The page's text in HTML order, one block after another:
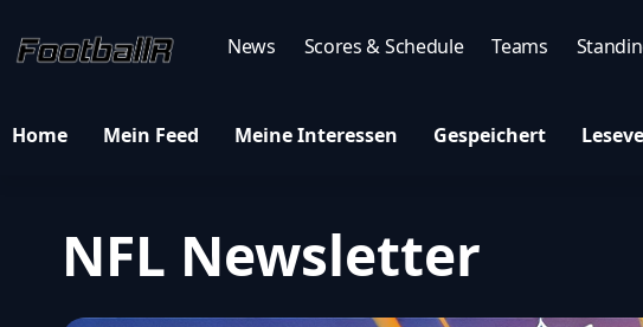
News Scores & Schedule Teams
Home Mein Feed Meine Interessen Gespeichert
NFL Newsletter